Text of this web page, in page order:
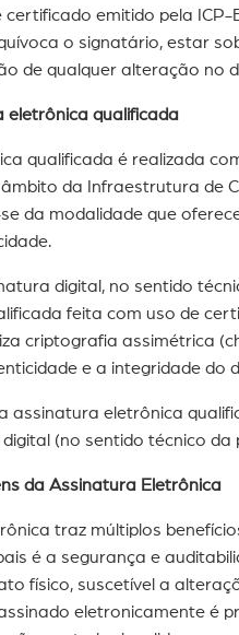
certificado emitido pela
o signatário, estar
de qualquer alteração no
qualificada
qualificada é realizada
da Infraestrutura de
da modalidade que
digital, no sentido
feita com uso de
criptografia assimétrica
e a integridade do
assinatura eletrônica
(no sentido técnico da
Eletrônica
traz múltiplos
é a segurança e
físico, suscetível a
eletronicamente é